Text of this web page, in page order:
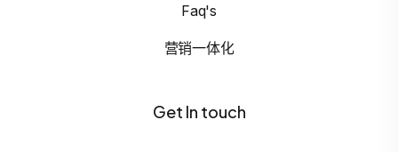
Faq's
营销一体化
Get In touch